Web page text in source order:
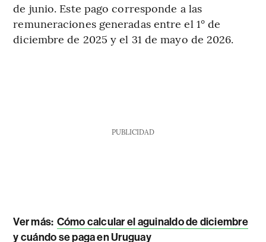
de junio. Este pago corresponde a las
remuneraciones generadas entre el 1° de
diciembre de 2025 y el 31 de mayo de 2026.
PUBLICIDAD
Ver más: Cómo calcular el aguinaldo de diciembre
y cuándo se paga en Uruguay